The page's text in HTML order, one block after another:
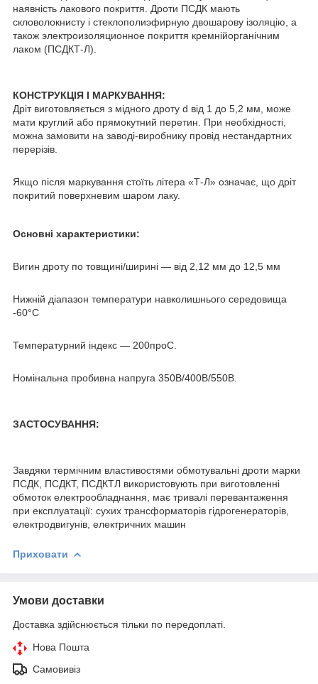
наявність лакового покриття. Дроти ПСДК мають
скловолокнисту і стеклополиэфирную двошарову ізоляцію, а
також электроизоляционное покриття кремнійорганічним
лаком (ПСДКТ-Л).
КОНСТРУКЦІЯ І МАРКУВАННЯ:
Дріт виготовляється з мідного дроту d від 1 до 5,2 мм, може
мати круглий або прямокутний перетин. При необхідності,
можна замовити на заводі-виробнику провід нестандартних
перерізів.
Якщо після маркування стоїть літера «Т-Л» означає, що дріт
покритий поверхневим шаром лаку.
Основні характеристики:
Вигин дроту по товщині/ширині — від 2,12 мм до 12,5 мм
Нижній діапазон температури навколишнього середовища
-60°С
Температурний індекс — 200проС.
Номінальна пробивна напруга 350В/400В/550В.
ЗАСТОСУВАННЯ:
Завдяки термічним властивостями обмотувальні дроти марки
ПСДК, ПСДКТ, ПСДКТЛ використовують при виготовленні
обмоток електрообладнання, має тривалі перевантаження
при експлуатації: сухих трансформаторів гідрогенераторів,
електродвигунів, електричних машин
Приховати
Умови доставки
Доставка здійснюється тільки по передоплаті.
Нова Пошта
Самовивіз